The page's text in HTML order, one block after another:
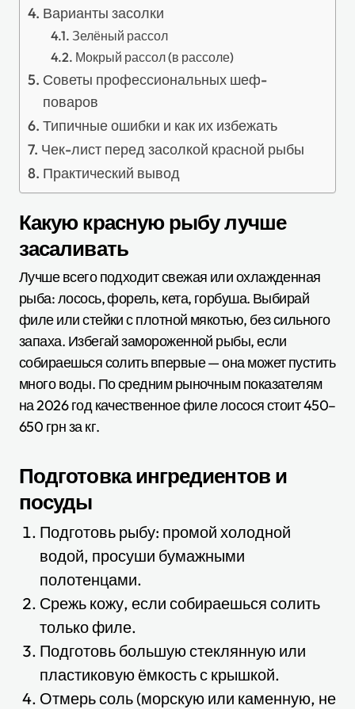
Варианты засолки
Зелёный рассол
Мокрый рассол (в рассоле)
Советы профессиональных шеф-
поваров
Типичные ошибки и как их избежать
Чек-лист перед засолкой красной рыбы
Практический вывод
Какую красную рыбу лучше
засаливать
Лучше всего подходит свежая или охлажденная
рыба: лосось, форель, кета, горбуша. Выбирай
филе или стейки с плотной мякотью, без сильного
запаха. Избегай замороженной рыбы, если
собираешься солить впервые — она может пустить
много воды. По средним рыночным показателям
на 2026 год качественное филе лосося стоит 450–
650 грн за кг.
Подготовка ингредиентов и
посуды
Подготовь рыбу: промой холодной
водой, просуши бумажными
полотенцами.
Срежь кожу, если собираешься солить
только филе.
Подготовь большую стеклянную или
пластиковую ёмкость с крышкой.
Отмерь соль (морскую или каменную, не